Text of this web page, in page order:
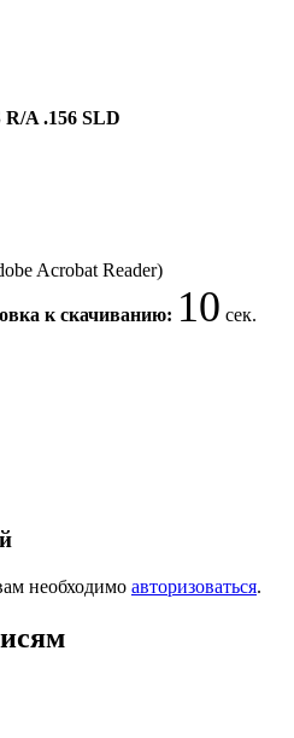
A .156 SLD
Acrobat Reader)
к скачиванию: 10 сек.
необходимо авторизоваться.